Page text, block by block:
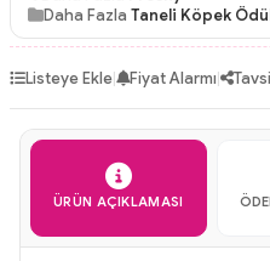
Daha Fazla Taneli Köpek
Listeye Ekle| Fiyat Alarmı|
ÜRÜN AÇIKLAMASI